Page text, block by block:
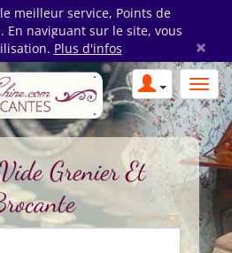
meilleur service, Points de
En naviguant sur le site, vous
Plus d'infos ×
Grenier Et